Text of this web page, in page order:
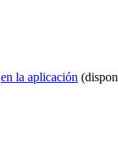
en la aplicación